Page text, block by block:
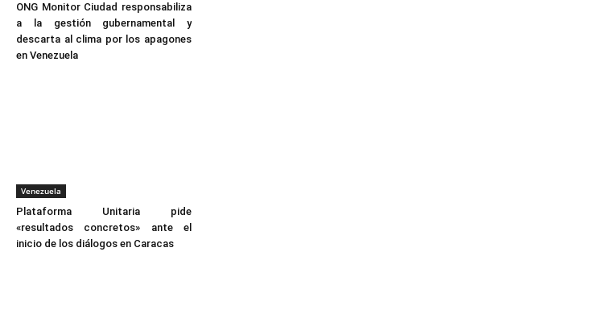
ONG Monitor Ciudad responsabiliza
a la gestión gubernamental y
descarta al clima por los apagones
en Venezuela
Venezuela
Plataforma Unitaria pide
«resultados concretos» ante el
inicio de los diálogos en Caracas